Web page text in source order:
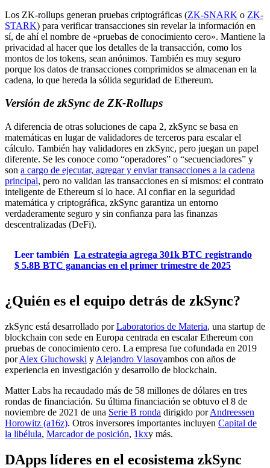
Los ZK-rollups generan pruebas criptográficas (ZK-SNARK o ZK-
STARK) para verificar transacciones sin revelar la información en
sí, de ahí el nombre de «pruebas de conocimiento cero». Mantiene la
privacidad al hacer que los detalles de la transacción, como los
montos de los tokens, sean anónimos. También es muy seguro
porque los datos de transacciones comprimidos se almacenan en la
cadena, lo que hereda la sólida seguridad de Ethereum.
Versión de zkSync de ZK-Rollups
A diferencia de otras soluciones de capa 2, zkSync se basa en
matemáticas en lugar de validadores de terceros para escalar el
cálculo. También hay validadores en zkSync, pero juegan un papel
diferente. Se les conoce como “operadores” o “secuenciadores” y
son a cargo de ejecutar, agregar y enviar transacciones a la cadena
principal, pero no validan las transacciones en sí mismos: el contrato
inteligente de Ethereum sí lo hace. Al confiar en la seguridad
matemática y criptográfica, zkSync garantiza un entorno
verdaderamente seguro y sin confianza para las finanzas
descentralizadas (DeFi).
Leer también La estrategia agrega 301k BTC registrando
$ 5.8B BTC ganancias en el primer trimestre de 2025
¿Quién es el equipo detrás de zkSync?
zkSync está desarrollado porLaboratorios de Materia, una startup de
blockchain con sede en Europa centrada en escalar Ethereum con
pruebas de conocimiento cero. La empresa fue cofundada en 2019
porAlex Gluchowski y Alejandro Vlasovambos con años de
experiencia en investigación y desarrollo de blockchain.
Matter Labs ha recaudado más de 58 millones de dólares en tres
rondas de financiación. Su última financiación se obtuvo el 8 de
noviembre de 2021 de una Serie B ronda dirigido porAndreessen
Horowitz (a16z). Otros inversores importantes incluyen Capital de
la libélula, Marcador de posición, 1kxy más.
DApps líderes en el ecosistema zkSync